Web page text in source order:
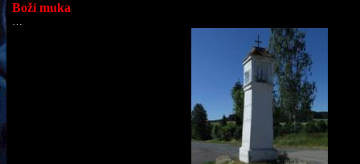
Boží muka
…